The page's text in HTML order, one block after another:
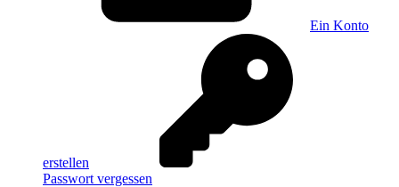
Ein Konto
erstellen
Passwort vergessen